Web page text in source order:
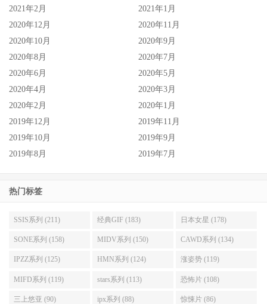
2021年2月
2021年1月
2020年12月
2020年11月
2020年10月
2020年9月
2020年8月
2020年7月
2020年6月
2020年5月
2020年4月
2020年3月
2020年2月
2020年1月
2019年12月
2019年11月
2019年10月
2019年9月
2019年8月
2019年7月
热门标签
SSIS系列 (211) 经典GIF (183) 日本女星 (178)
SONE系列 (158) MIDV系列 (150) CAWD系列 (134)
IPZZ系列 (125) HMN系列 (124) 涨姿势 (119)
MIFD系列 (119) stars系列 (113) 恐怖片 (108)
三上悠亚 (90) ipx系列 (88) 惊悚片 (86)